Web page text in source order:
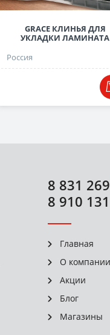
GRACE КЛИНЬЯ ДЛЯ
УКЛАДКИ ЛАМИНАТА
Россия
8 831
8 910
Главная
О компании
Акции
Блог
Магазины